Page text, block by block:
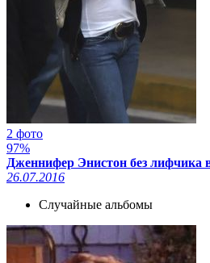
2 фото
97%
Дженнифер Энистон без лифчика
26.07.2016
Случайные альбомы